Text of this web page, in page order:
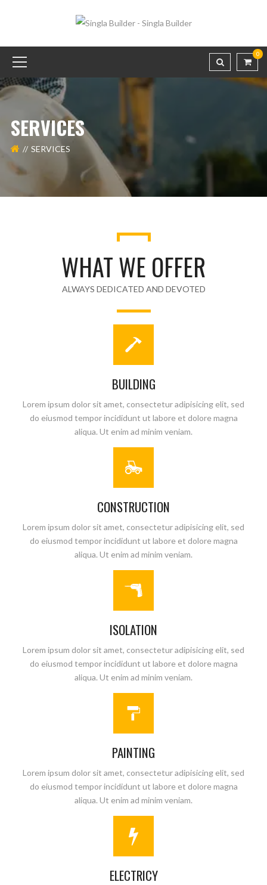
0
SERVICES
SERVICES
WHAT WE OFFER
ALWAYS DEDICATED AND DEVOTED
BUILDING
Lorem ipsum dolor sit amet, consectetur adipisicing elit, sed
do eiusmod tempor incididunt ut labore et dolore magna
aliqua. Ut enim ad minim veniam.
CONSTRUCTION
Lorem ipsum dolor sit amet, consectetur adipisicing elit, sed
do eiusmod tempor incididunt ut labore et dolore magna
aliqua. Ut enim ad minim veniam.
ISOLATION
Lorem ipsum dolor sit amet, consectetur adipisicing elit, sed
do eiusmod tempor incididunt ut labore et dolore magna
aliqua. Ut enim ad minim veniam.
PAINTING
Lorem ipsum dolor sit amet, consectetur adipisicing elit, sed
do eiusmod tempor incididunt ut labore et dolore magna
aliqua. Ut enim ad minim veniam.
ELECTRICY